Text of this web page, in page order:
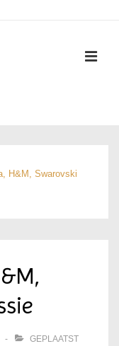
H&M, Swarovski
GEPLAATST